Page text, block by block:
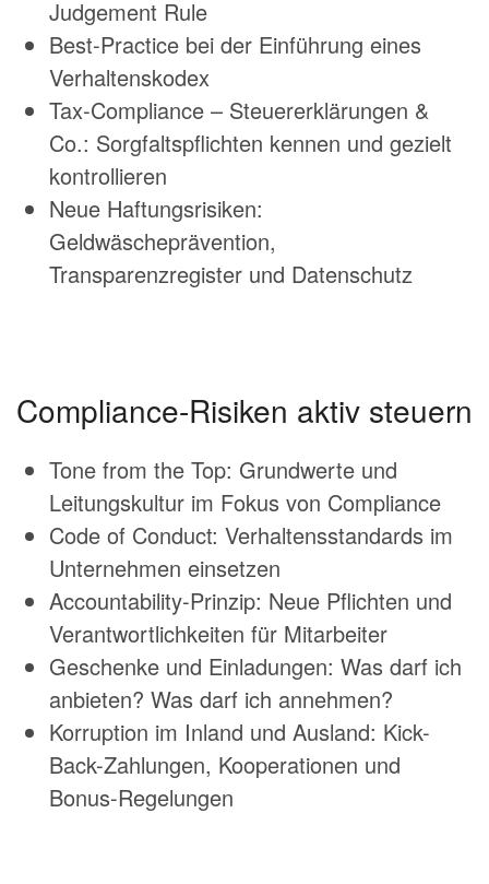
Judgement Rule
Best-Practice bei der Einführung eines
Verhaltenskodex
Tax-Compliance – Steuererklärungen &
Co.: Sorgfaltspflichten kennen und gezielt
kontrollieren
Neue Haftungsrisiken:
Geldwäscheprävention,
Transparenzregister und Datenschutz
Compliance-Risiken aktiv steuern
Tone from the Top: Grundwerte und
Leitungskultur im Fokus von Compliance
Code of Conduct: Verhaltensstandards im
Unternehmen einsetzen
Accountability-Prinzip: Neue Pflichten und
Verantwortlichkeiten für Mitarbeiter
Geschenke und Einladungen: Was darf ich
anbieten? Was darf ich annehmen?
Korruption im Inland und Ausland: Kick-
Back-Zahlungen, Kooperationen und
Bonus-Regelungen